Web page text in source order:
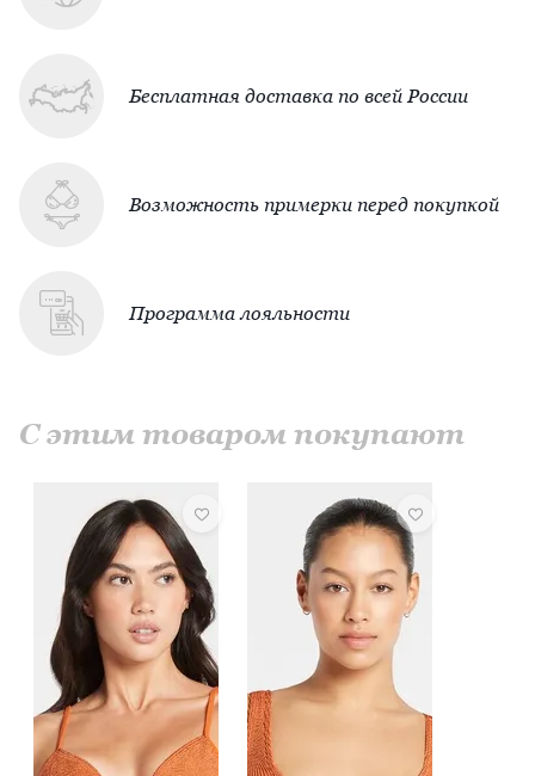
Бесплатная доставка по всей России
Возможность примерки перед покупкой
Программа лояльности
С этим товаром покупают